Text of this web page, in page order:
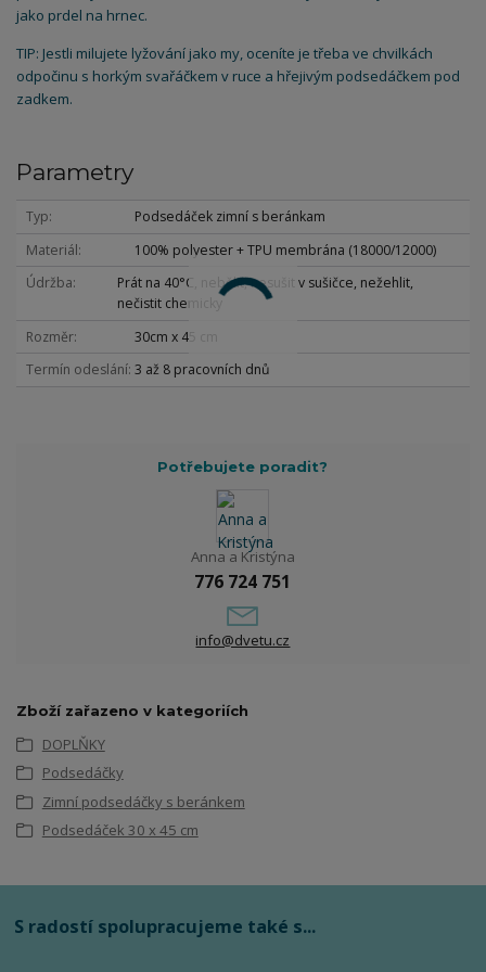
jako prdel na hrnec.
TIP: Jestli milujete lyžování jako my, oceníte je třeba ve chvilkách
odpočinu s horkým svařáčkem v ruce a hřejivým podsedáčkem pod
zadkem.
Parametry
Typ
Podsedáček zimní s beránkam
Materiál
100% polyester + TPU membrána (18000/12000)
Údržba
Prát na 40°C, nebělit, nesušit v sušičce, nežehlit,
nečistit chemicky
Rozměr
30cm x 45 cm
Termín odeslání 3 až 8 pracovních dnů
Potřebujete poradit?
Anna a Kristýna
776 724 751
info@dvetu.cz
Zboží zařazeno v kategoriích
DOPLŇKY
Podsedáčky
Zimní podsedáčky s beránkem
Podsedáček 30 x 45 cm
S radostí spolupracujeme také s...